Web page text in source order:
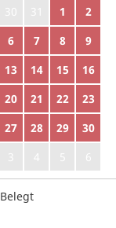
30 31 1
2
6 7 8
9
13 14 15
16
20 21 22
23
27 28 29
30
3 4 5 6
Belegt